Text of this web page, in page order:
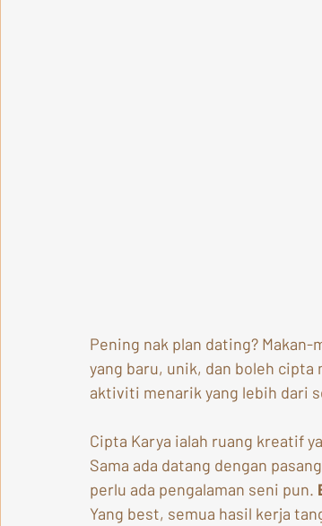
Pening nak plan dating? Makan-
yang baru, unik, dan boleh
aktiviti menarik yang lebih dari
Cipta Karya ialah ruang kreatif
Sama ada datang dengan
perlu ada pengalaman seni pun.
Yang best, semua hasil kerja